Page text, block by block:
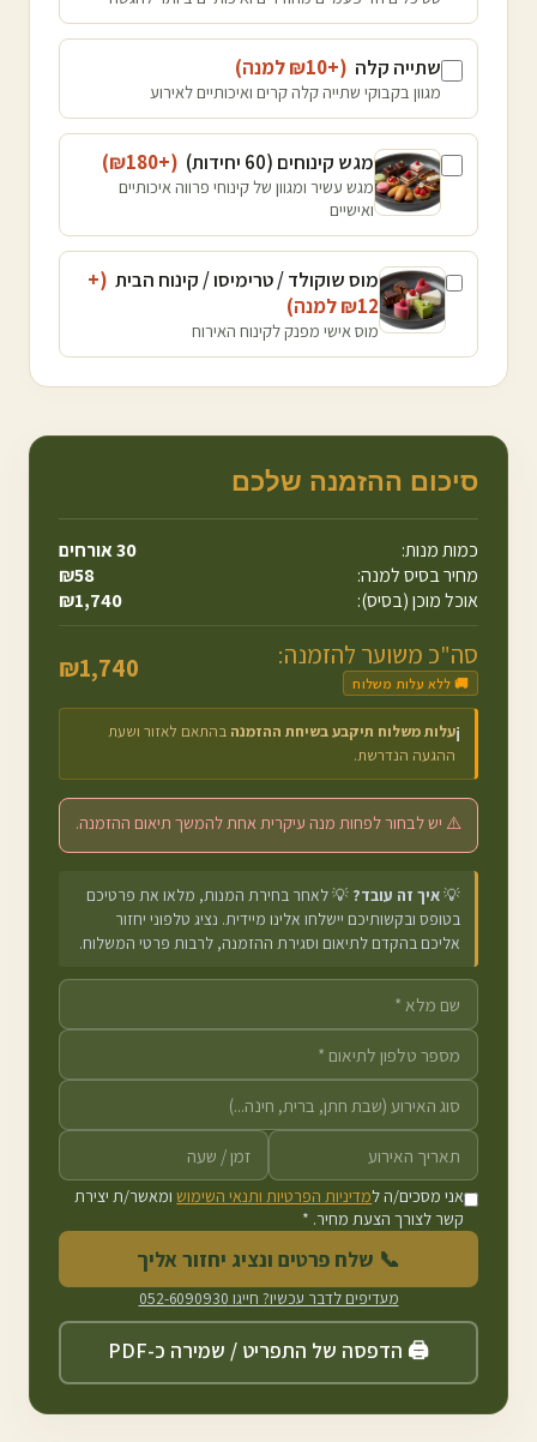
שתייה קלה (+₪
10 למנה)
מגוון בקבוקי שתייה קלה קרים ואיכותיים לאירוע
מגש קינוחים (60 יחידות) (+₪
180
)
מגש עשיר ומגוון של קינוחי פרווה איכותיים
ואישיים
מוס שוקולד / טרימיסו / קינוח הבית (+
₪12 למנה)
מוס אישי מפנק לקינוח האירוח
סיכום ההזמנה שלכם
כמות מנות: 30אורחים
מחיר בסיס למנה:
₪58
אוכל מוכן (בסיס):
₪1,740
סה"כ משוער להזמנה:
🚚 ללא עלות משלוח ₪1,740
ℹ️עלות משלוח תיקבע בשיחת ההזמנה בהתאם לאזור ושעת
ההגעה הנדרשת.
⚠️ יש לבחור לפחות מנה עיקרית אחת להמשך תיאום ההזמנה.
💡איך זה עובד? 💡 לאחר בחירת המנות, מלאו את פרטיכם
בטופס ובקשותיכם יישלחו אלינו מיידית. נציג טלפוני יחזור
אליכם בהקדם לתיאום וסגירת ההזמנה, לרבות פרטי המשלוח.
אני מסכים/ה למדיניות הפרטיות ותנאי השימושומאשר/ת יצירת
קשר לצורך הצעת מחיר. *
📞 שלח פרטים ונציג יחזור אליך
מעדיפים לדבר עכשיו? חייגו 052-6090930
🖨️ הדפסה של התפריט / שמירה כ-PDF